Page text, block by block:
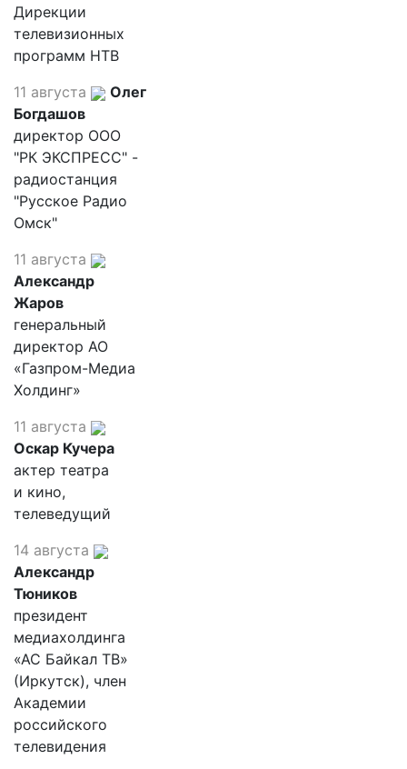
Дирекции
телевизионных
программ НТВ
11 августа
Олег
Богдашов
директор ООО
"РК ЭКСПРЕСС" -
радиостанция
"Русское Радио
Омск"
11 августа
Александр
Жаров
генеральный
директор АО
«Газпром-Медиа
Холдинг»
11 августа
Оскар Кучера
актер театра
и кино,
телеведущий
14 августа
Александр
Тюников
президент
медиахолдинга
«АС Байкал ТВ»
(Иркутск), член
Академии
российского
телевидения